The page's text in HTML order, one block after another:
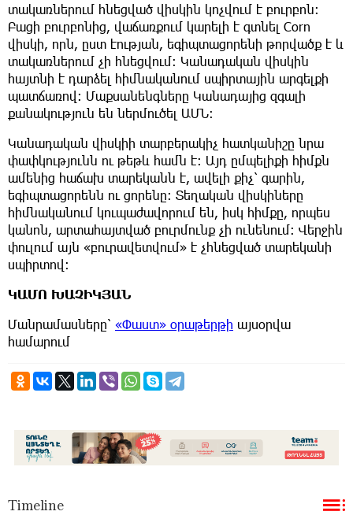
տակառներում հնեցված վիսկին կոչվում է բուրբոն։
Բացի բուրբոնից, վաճառքում կարելի է գտնել Corn
վիսկի, որն, ըստ էության, եգիպտացորենի թորվածք է և
տակառներում չի հնեցվում: Կանադական վիսկին
հայտնի է դարձել հիմնականում սպիրտային արգելքի
պատճառով: Մաքսանենգները Կանադայից զգալի
քանակություն են ներմուծել ԱՄՆ։
Կանադական վիսկիի տարբերակիչ հատկանիշը նրա
փափկությունն ու թեթև համն է: Այդ ըմպելիքի հիմքն
ամենից հաճախ տարեկանն է, ավելի քիչ՝ գարին,
եգիպտացորենն ու ցորենը։ Տեղական վիսկիները
հիմնականում կուպաժավորում են, իսկ հիմքը, որպես
կանոն, արտահայտված բուրմունք չի ունենում։ Վերջին
փուլում այն «բուրավետվում» է չհնեցված տարեկանի
սպիրտով։
ԿԱՄՈ ԽԱՉԻԿՅԱՆ
Մանրամասները՝ «Փաստ» օրաթերթի այսօրվա
համարում
Timeline